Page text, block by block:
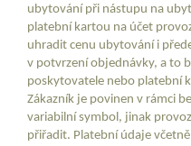
ubytování při nástupu na
platební kartou na účet
uhradit cenu ubytování i
v potvrzení objednávky, a to
poskytovatele nebo platební
Zákazník je povinen v rámci
variabilní symbol, jinak
přiřadit. Platební údaje